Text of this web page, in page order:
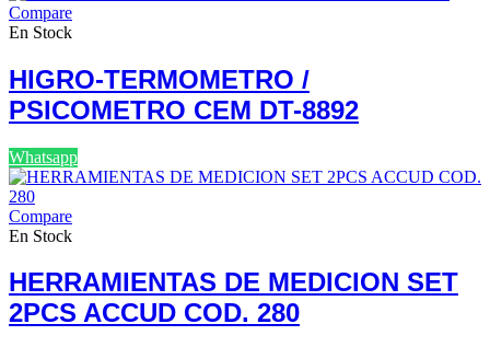
Compare
En Stock
HIGRO-TERMOMETRO /
PSICOMETRO CEM DT-8892
Whatsapp
Compare
En Stock
HERRAMIENTAS DE MEDICION SET
2PCS ACCUD COD. 280